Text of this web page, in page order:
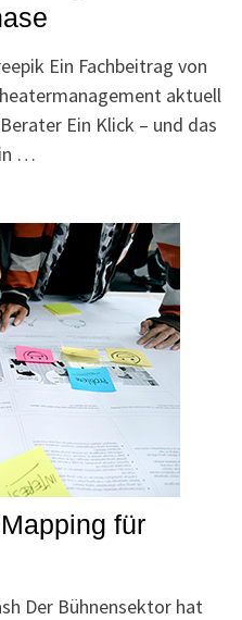
Ein Fachbeitrag von
aktuell
Ein Klick – und das
…
für
Der Bühnensektor hat